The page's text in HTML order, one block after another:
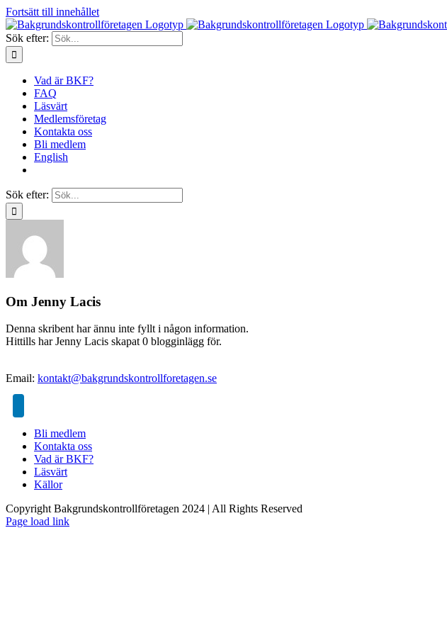
Fortsätt till innehållet
Sök efter:
Vad är BKF?
FAQ
Läsvärt
Medlemsföretag
Kontakta oss
Bli medlem
English
Sök efter:
Om Jenny Lacis
Denna skribent har ännu inte fyllt i någon information.
Hittills har Jenny Lacis skapat 0 blogginlägg för.
Email: kontakt@bakgrundskontrollforetagen.se
Bli medlem
Kontakta oss
Vad är BKF?
Läsvärt
Källor
Copyright Bakgrundskontrollföretagen 2024 | All Rights Reserved
Page load link